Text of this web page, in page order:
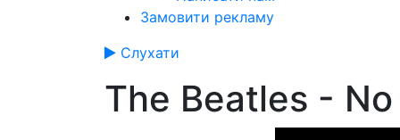
Замовити рекламу
Слухати
The Beatles -